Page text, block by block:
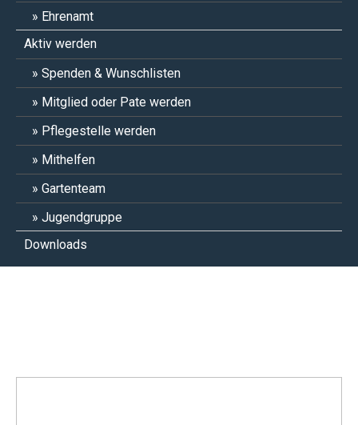
Ehrenamt
Aktiv werden
Spenden & Wunschlisten
Mitglied oder Pate werden
Pflegestelle werden
Mithelfen
Gartenteam
Jugendgruppe
Downloads